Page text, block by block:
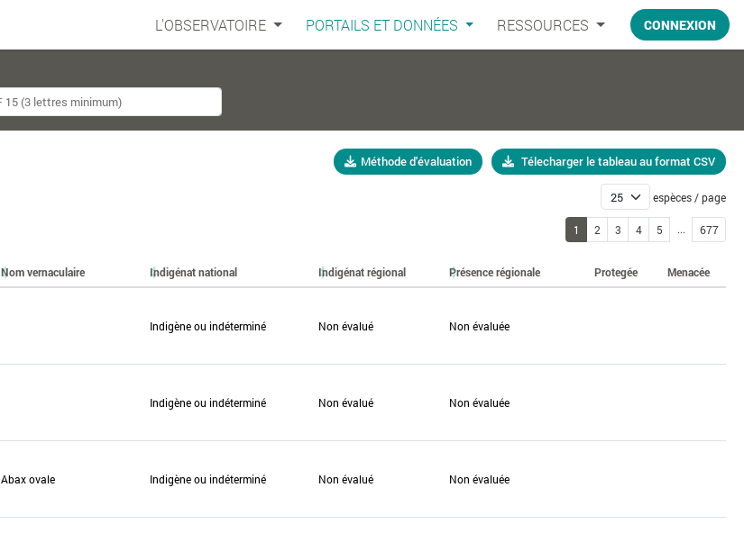
L'OBSERVATOIRE PORTAILS ET DONNÉES RESSOURCES CONNEXION
Méthode d'évaluation Télecharger le tableau au format CSV
espèces / page
1 2 3 4 5 ... 677
Nom vernaculaire Indigénat national Indigénat régional Présence régionale Protegée Menacée
Indigène ou indéterminé Non évalué Non évaluée
Indigène ou indéterminé Non évalué Non évaluée
Abax ovale Indigène ou indéterminé Non évalué Non évaluée